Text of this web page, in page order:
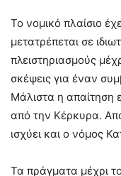
Το νομικό πλαίσιο
μετατρέπεται σε
πλειστηριασμούς
σκέψεις για έναν
Μάλιστα η απαίτηση
από την Κέρκυρα.
ισχύει και ο νόμος
Τα πράγματα μέχρι